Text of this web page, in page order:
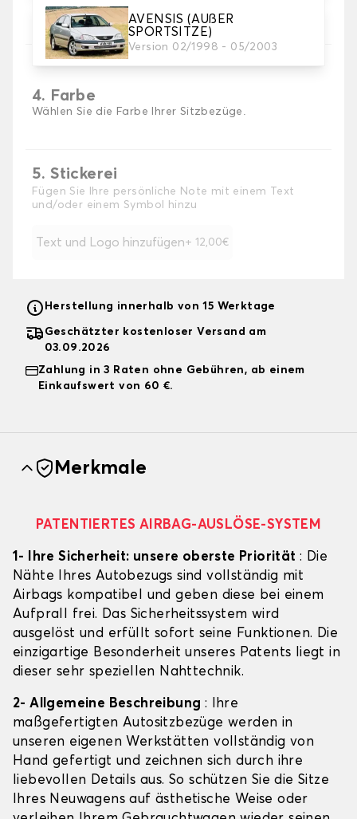
AVENSIS (AUßER
SPORTSITZE)
Version 02/1998 - 05/2003
Wählen Sie das Material für Ihre Bezüge.
4. Farbe
Wählen Sie die Farbe Ihrer Sitzbezüge.
5. Stickerei
Fügen Sie Ihre persönliche Note mit einem Text
und/oder einem Symbol hinzu
Text und Logo hinzufügen + 12,00€
Herstellung innerhalb von 15 Werktage
Geschätzter kostenloser Versand am
03.09.2026
Zahlung in 3 Raten ohne Gebühren, ab einem
Einkaufswert von 60 €.
Merkmale
PATENTIERTES AIRBAG-AUSLÖSE-SYSTEM
1- Ihre Sicherheit: unsere oberste Priorität : Die
Nähte Ihres Autobezugs sind vollständig mit
Airbags kompatibel und geben diese bei einem
Aufprall frei. Das Sicherheitssystem wird
ausgelöst und erfüllt sofort seine Funktionen. Die
einzigartige Besonderheit unseres Patents liegt in
dieser sehr speziellen Nahttechnik.
2- Allgemeine Beschreibung : Ihre
maßgefertigten Autositzbezüge werden in
unseren eigenen Werkstätten vollständig von
Hand gefertigt und zeichnen sich durch ihre
liebevollen Details aus. So schützen Sie die Sitze
Ihres Neuwagens auf ästhetische Weise oder